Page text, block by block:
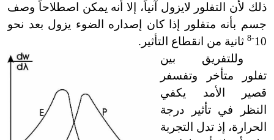
ذلك لأن التفلور لايزول آنياً، إلا أنه يمكن اصطلاحاً وصف
جسم بأنه متفلور إذا كان إصداره الضوء يزول بعد نحو
10
-8
ثانية من انقطاع التأثير.
وللتفريق بين
تفلور متأخر وتفسفر
قصير الأمد يكفي
النظر في تأثير درجة
الحرارة، إذ تدل التجربة